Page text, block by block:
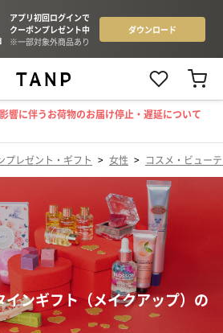
響に伴うお荷物のお届け停止・遅延について
プレゼント・ギフト > 女性 > コスメ・ビュー
ンギフト（メイクアップ）の